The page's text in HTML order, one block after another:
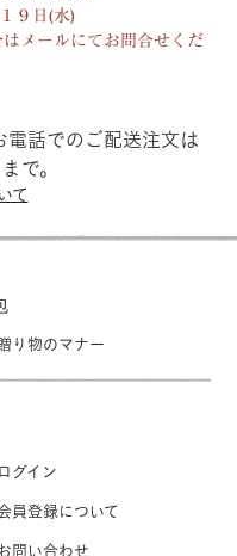
９日(水)
メールにてお問合せくだ
話でのご配送注文は
で。
て
贈り物のマナー
ログイン
員登録について
問い合わせ